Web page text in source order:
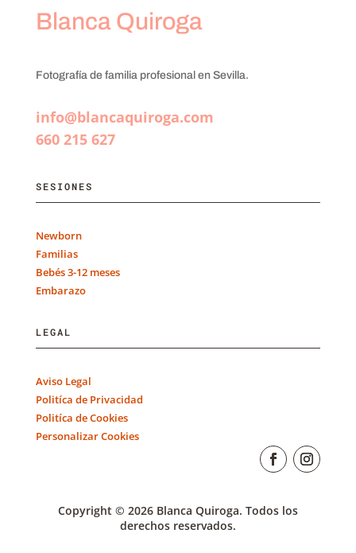
Blanca Quiroga
Fotografía de familia profesional en Sevilla.
info@blancaquiroga.com
660 215 627
SESIONES
Newborn
Familias
Bebés 3-12 meses
Embarazo
LEGAL
Aviso Legal
Politíca de Privacidad
Politíca de Cookies
Personalizar Cookies
Copyright © 2026 Blanca Quiroga. Todos los
derechos reservados.